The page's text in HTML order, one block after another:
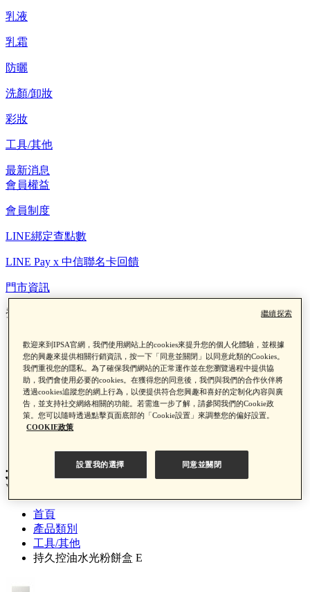
乳液
乳霜
防曬
洗顏/卸妝
彩妝
工具/其他
最新消息
會員權益
會員制度
LINE綁定查點數
LINE Pay x 中信聯名卡回饋
門市資訊
登入/註冊
門市資訊
登入/註冊
持久控油水光粉餅盒 E
首頁
產品類別
工具/其他
持久控油水光粉餅盒 E
歡迎來到IPSA官網，我們使用網站上的cookies來提升您的個人化體驗，並根據
您的興趣來提供相關行銷資訊，按一下「同意並關閉」以同意此類的Cookies。
我們重視您的隱私。為了確保我們網站的正常運作並在您瀏覽過程中提供協
助，我們會使用必要的cookies。在獲得您的同意後，我們與我們的合作伙伴將
透過cookies追蹤您的網上行為，以便提供符合您興趣和喜好的定制化內容與廣
告，並支持社交網絡相關的功能。若需進一步了解，請參閱我們的Cookie政
策。您可以隨時透過點擊頁面底部的「Cookie設置」來調整您的偏好設置。
COOKIE政策
設置我的選擇 同意並關閉
繼續探索